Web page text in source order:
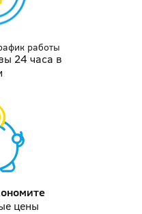
работы
24 часа в
цены